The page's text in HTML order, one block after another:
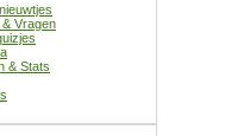
Vragen
& Stats